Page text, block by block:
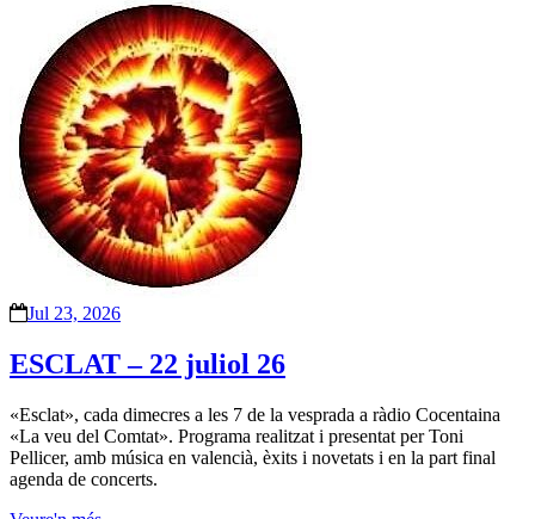
Jul 23, 2026
ESCLAT – 22 juliol 26
«Esclat», cada dimecres a les 7 de la vesprada a ràdio Cocentaina
«La veu del Comtat». Programa realitzat i presentat per Toni
Pellicer, amb música en valencià, èxits i novetats i en la part final
agenda de concerts.